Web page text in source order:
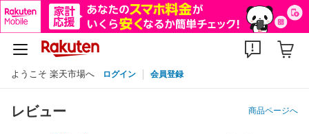
ようこそ 楽天市場へ ログイン 会員登録
レビュー 商品ページへ